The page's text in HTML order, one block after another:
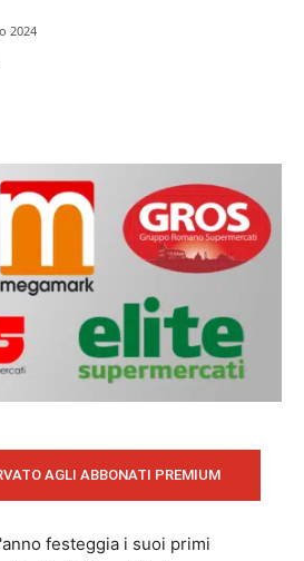
2024
AGLI ABBONATI PREMIUM
festeggia i suoi primi